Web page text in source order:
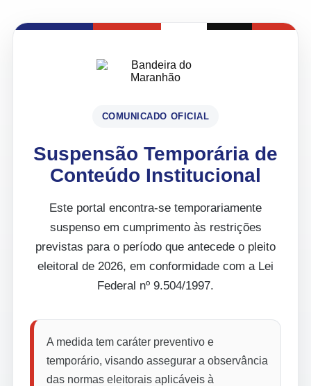
COMUNICADO OFICIAL
Suspensão Temporária de
Conteúdo Institucional
Este portal encontra-se temporariamente
suspenso em cumprimento às restrições
previstas para o período que antecede o pleito
eleitoral de 2026, em conformidade com a Lei
Federal nº 9.504/1997.
A medida tem caráter preventivo e
temporário, visando assegurar a observância
das normas eleitorais aplicáveis à